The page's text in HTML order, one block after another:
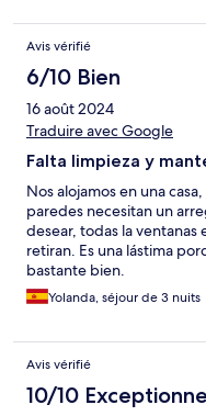
Avis vérifié
6/10 Bien
16 août 2024
Traduire avec Google
Falta limpieza y
Nos alojamos en una
paredes necesitan un
desear, todas la
retiran. Es una lástima
bastante bien.
Yolanda, séjour de 3 nuits
Avis vérifié
10/10